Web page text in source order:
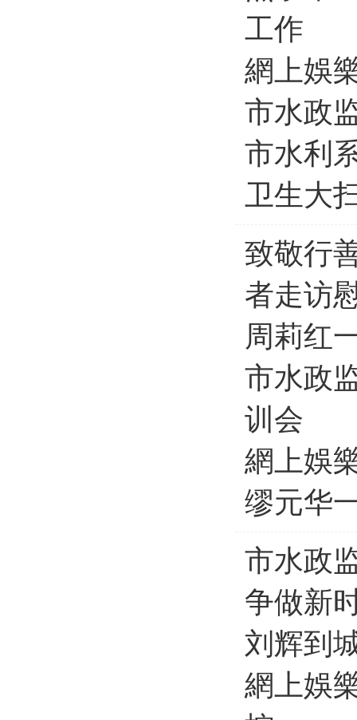
工作
網上娛
市水政
市水利
卫生大
致敬行
者走访
周莉红
市水政
训会
網上娛
缪元华
市水政
争做新
刘辉到
網上娛